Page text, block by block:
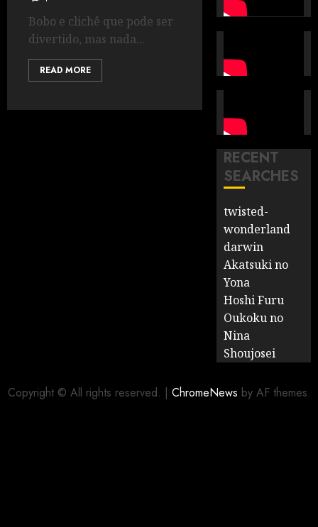
Bobo e clichê que pode ser
divertido, mas nada...
READ MORE
RECENT
SEARCHES
twisted-
wonderland
darwin
Akatsuki no
Yona
Hoshi Furu
Oukoku no
Nina
Shoujosei
Copyright © All rights reserved. | ChromeNews by AF themes.